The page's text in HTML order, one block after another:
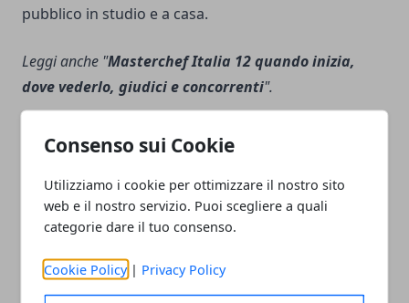
Consenso sui Cookie
Utilizziamo i cookie per ottimizzare il nostro sito
web e il nostro servizio. Puoi scegliere a quali
categorie dare il tuo consenso.
Cookie Policy | Privacy Policy
pubblico in studio e a casa.
Leggi anche "Masterchef Italia 12 quando inizia,
dove vederlo, giudici e concorrenti".
Facebook
TwitterWhatsapp